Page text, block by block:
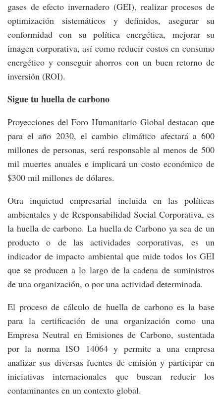
gases de efecto invernadero (GEI), realizar procesos de
optimización sistemáticos y definidos, asegurar su
conformidad con su política energética, mejorar su
imagen corporativa, así como reducir costos en consumo
energético y conseguir ahorros con un buen retorno de
inversión (ROI).
Sigue tu huella de carbono
Proyecciones del Foro Humanitario Global destacan que
para el año 2030, el cambio climático afectará a 600
millones de personas, será responsable al menos de 500
mil muertes anuales e implicará un costo económico de
$300 mil millones de dólares.
Otra inquietud empresarial incluida en las políticas
ambientales y de Responsabilidad Social Corporativa, es
la huella de carbono. La huella de Carbono ya sea de un
producto o de las actividades corporativas, es un
indicador de impacto ambiental que mide todos los GEI
que se producen a lo largo de la cadena de suministros
de una organización, o por una actividad determinada.
El proceso de cálculo de huella de carbono es la base
para la certificación de una organización como una
Empresa Neutral en Emisiones de Carbono, sustentada
por la norma ISO 14064 y permite a una empresa
analizar sus diversas fuentes de emisión y participar en
iniciativas internacionales que buscan reducir los
contaminantes en un contexto global.